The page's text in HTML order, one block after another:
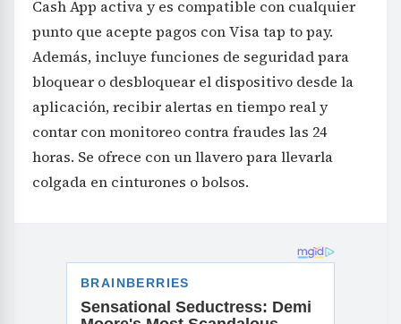
Cash App activa y es compatible con cualquier
punto que acepte pagos con Visa tap to pay.
Además, incluye funciones de seguridad para
bloquear o desbloquear el dispositivo desde la
aplicación, recibir alertas en tiempo real y
contar con monitoreo contra fraudes las 24
horas. Se ofrece con un llavero para llevarla
colgada en cinturones o bolsos.